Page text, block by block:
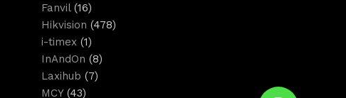
Fanvil(16)
Hikvision (478)
i-timex (1)
InAndOn (8)
Laxihub (7)
MCY(43)